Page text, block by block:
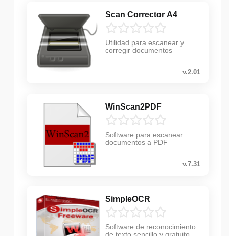
Scan Corrector A4
Utilidad para escanear y
corregir documentos
v.2.01
WinScan2PDF
Software para escanear
documentos a PDF
v.7.31
SimpleOCR
Software de reconocimiento